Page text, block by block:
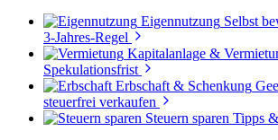
Eigennutzung Selbst
3-Jahres-Regel
Kapitalanlage &
Spekulationsfrist
Erbschaft & Schenkung
steuerfrei verkaufen
Steuern sparen Tipps